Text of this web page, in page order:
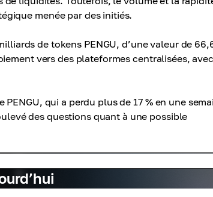
menée par des initiés.
de tokens PENGU, d’une valeur de
vers des plateformes centralisées,
qui a perdu plus de 17 % en une
des questions quant à une possible